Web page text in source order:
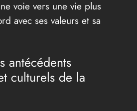
voie vers une vie plus
avec ses valeurs et sa
antécédents
culturels de la